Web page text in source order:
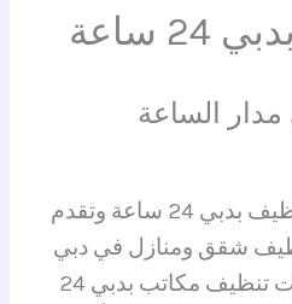
ساعة
الساعة
تعتبر شركة اهلا شركة تنظيف بدبي 24 ساعة وتقدم
شقق ومنازل في دبي
على مدار الساعة وخدمات تنظيف مكاتب بدبي 24